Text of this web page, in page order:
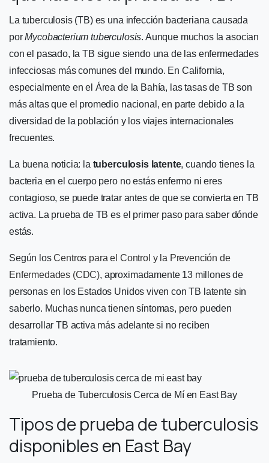
La tuberculosis (TB) es una infección bacteriana causada
porMycobacterium tuberculosis. Aunque muchos la asocian
con el pasado, la TB sigue siendo una de las enfermedades
infecciosas más comunes del mundo. En California,
especialmente en el Área de la Bahía, las tasas de TB son
más altas que el promedio nacional, en parte debido a la
diversidad de la población y los viajes internacionales
frecuentes.
La buena noticia: la tuberculosis latente, cuando tienes la
bacteria en el cuerpo pero no estás enfermo ni eres
contagioso, se puede tratar antes de que se convierta en TB
activa. La prueba de TB es el primer paso para saber dónde
estás.
Según losCentros para el Control y la Prevención de
Enfermedades (CDC), aproximadamente 13 millones de
personas en los Estados Unidos viven con TB latente sin
saberlo. Muchas nunca tienen síntomas, pero pueden
desarrollar TB activa más adelante si no reciben
tratamiento.
Prueba de Tuberculosis Cerca de Mí en East Bay
Tipos de prueba de tuberculosis
disponibles en East Bay